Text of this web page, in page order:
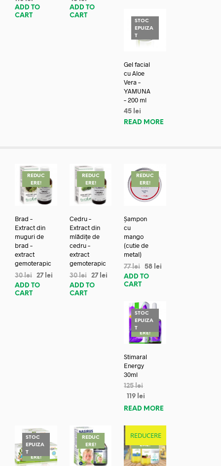
ADD TO
CART
ADD TO
CART
STOC
EPUIZA
T
Gel facial
cu Aloe
Vera –
YAMUNA
– 200 ml
45 lei
READ MORE
REDUC
ERE!
Brad –
Extract din
muguri de
brad –
extract
gemoterapic
30lei 27 lei
ADD TO
CART
REDUC
ERE!
Cedru –
Extract din
mlădițe de
cedru –
extract
gemoterapic
30lei 27 lei
ADD TO
CART
REDUC
ERE!
Șampon
cu
mango
(cutie de
metal)
77lei 58 lei
ADD TO
CART
STOC
EPUIZA
TREDUC
ERE!
Stimaral
Energy
30ml
125lei
119 lei
READ MORE
STOC
EPUIZA
TREDUC
ERE!
REDUC
ERE!
REDUCERE
REDUC
ERE!